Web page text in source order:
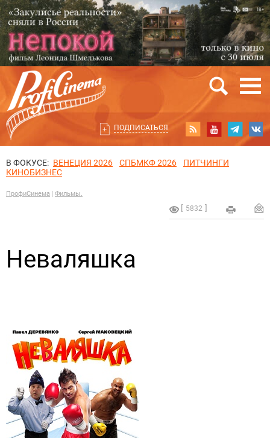
ПОДПИСАТЬСЯ
В ФОКУСЕ: ВЕНЕЦИЯ 2026 СПБМКФ 2026
ПИТЧИНГИ
КИНОБИЗНЕС
ПрофиСинема Фильмы.
5832
Неваляшка